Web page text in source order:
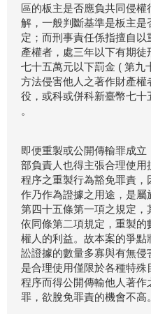
區的板主是否應負共同侵
解，一般判斷基準是板主
定；而刑事責任係指擅自
產權者，處三年以下有期
七十五萬元以下罰金 ( 第九
方法侵害他人之著作財產
役，或科或併科新臺幣七
。
即便重製或公開傳輸罪成
部負責人也得主張合理使
程序之重製行為豁免罪責
作乃作為證據之用途，是
第四十五條第一項之規定，
依同條第二項規定，重製
權人的利益。故本案的爭
訟證據的數量多寡與有無
是合理使用僅限於各種特
程序而得公開傳輸他人著
罪，欲脫免罪責的機會不高。